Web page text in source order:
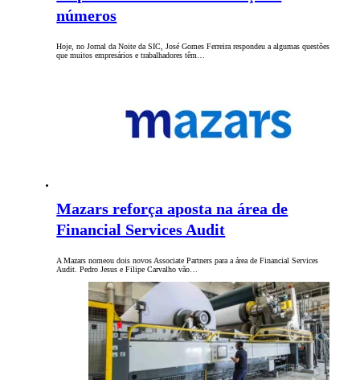
números
Hoje, no Jornal da Noite da SIC, José Gomes Ferreira respondeu a algumas questões
que muitos empresários e trabalhadores têm…
Mazars reforça aposta na área de
Financial Services Audit
A Mazars nomeou dois novos Associate Partners para a área de Financial Services
Audit. Pedro Jesus e Filipe Carvalho vão…